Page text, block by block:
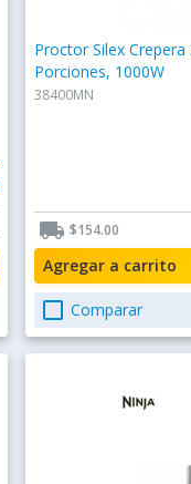
Proctor Silex Crepera
Porciones, 1000W
38400MN
local_shipping $154.00
Agregar a carrito
check_box_outline_blank Comparar